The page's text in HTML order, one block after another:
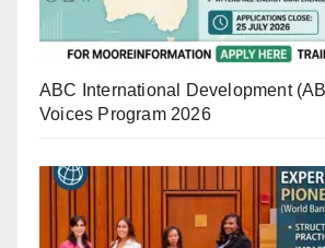
ABC International Development
Voices Program 2026